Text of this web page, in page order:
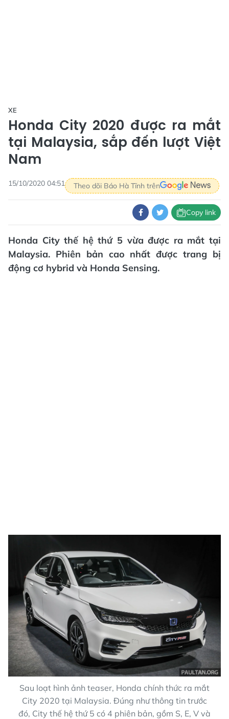
XE
Honda City 2020 được ra mắt
tại Malaysia, sắp đến lượt Việt
Nam
15/10/2020 04:51 Theo dõi Báo Hà Tĩnh trên
Copy link
Honda City thế hệ thứ 5 vừa được ra mắt tại
Malaysia. Phiên bản cao nhất được trang bị
động cơ hybrid và Honda Sensing.
Sau loạt hình ảnh teaser, Honda chính thức ra mắt
City 2020 tại Malaysia. Đúng như thông tin trước
đó, City thế hệ thứ 5 có 4 phiên bản, gồm S, E, V và